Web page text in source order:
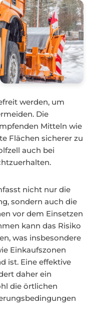
werden, um
Die
Mitteln wie
Flächen sicherer zu
auch bei
nicht nur die
sondern auch die
vor dem Einsetzen
kann das Risiko
was insbesondere
Einkaufszonen
ist. Eine effektive
daher ein
die örtlichen